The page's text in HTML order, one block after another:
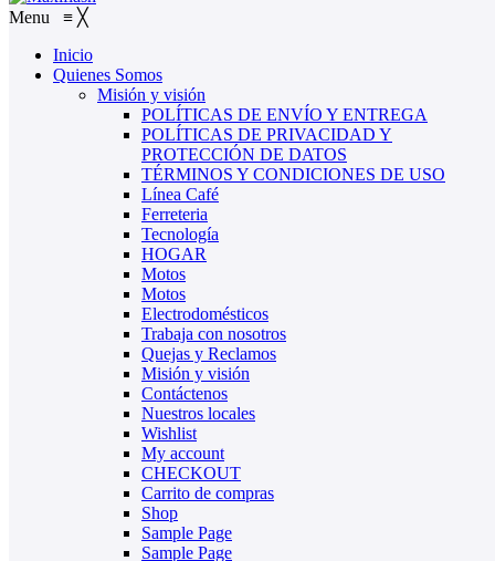
Menu ≡ ╳
Inicio
Quienes Somos
Misión y visión
POLÍTICAS DE ENVÍO Y ENTREGA
POLÍTICAS DE PRIVACIDAD Y
PROTECCIÓN DE DATOS
TÉRMINOS Y CONDICIONES DE USO
Línea Café
Ferreteria
Tecnología
HOGAR
Motos
Motos
Electrodomésticos
Trabaja con nosotros
Quejas y Reclamos
Misión y visión
Contáctenos
Nuestros locales
Wishlist
My account
CHECKOUT
Carrito de compras
Shop
Sample Page
Sample Page